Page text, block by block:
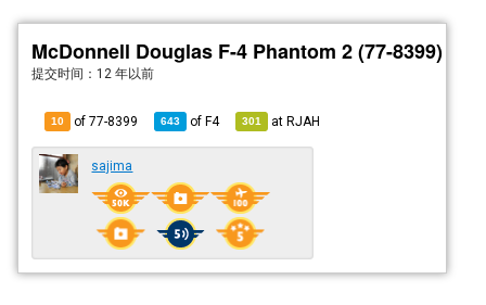
McDonnell Douglas F-4 Phantom 2 (77-8399)
提交时间： 12 年以前
10 of 77-8399 643 ofF4 301 atRJAH
sajima